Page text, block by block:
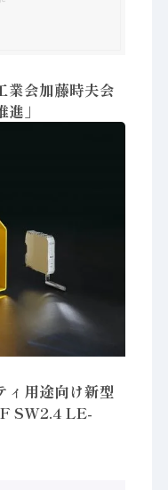
業会加藤時夫会
」
ィ用途向け新型
SW2.4 LE-